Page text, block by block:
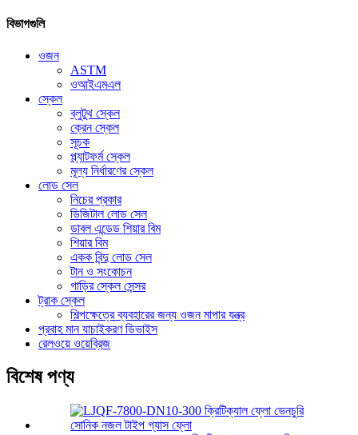
বিভাগগুলি
ওজন
ASTM
ওআইএমএল
স্কেল
ব্লুটুথ স্কেল
ক্রেন স্কেল
সূচক
প্ল্যাটফর্ম স্কেল
মূল্য নির্ধারণের স্কেল
লোড সেল
নিচের প্রকার
ডিজিটাল লোড সেল
ডাবল এন্ডেড শিয়ার বিম
শিয়ার বিম
একক বিন্দু লোড সেল
টান ও সংকোচন
গাড়ির স্কেল সেন্সর
ট্রাক স্কেল
শিল্পক্ষেত্রে ব্যবহারের জন্য ওজন মাপার যন্ত্র
প্রবাহ মান যাচাইকরণ ডিভাইস
রেলওয়ে ওয়েব্রিজ
বিশেষ পণ্য